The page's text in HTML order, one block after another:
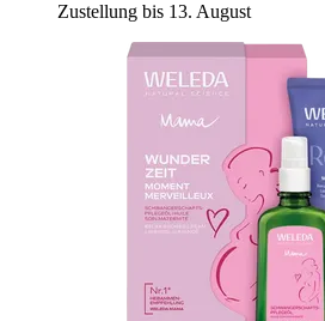
Zustellung bis 13. August